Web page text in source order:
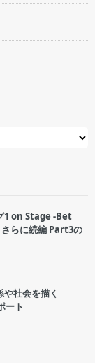
1 on Stage -Bet
らに続編 Part3の
や社会を描く
ート